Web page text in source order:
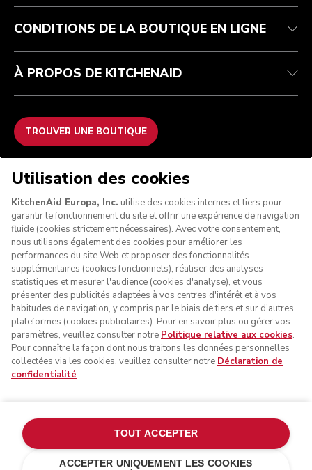
Recupel
ODR
CONDITIONS DE LA BOUTIQUE EN LIGNE
À PROPOS DE KITCHENAID
TROUVER UNE BOUTIQUE
NOUS ACCEPTONS
SUIVEZ-NOUS
forme du robot pâtissier multifonction sont des marques
commerciales aux États-Unis et ailleurs.
Gérer mes cookies Politique de confidentialité
Utilisation des cookies
KitchenAid Europa, Inc. utilise des cookies internes et tiers pour
garantir le fonctionnement du site et offrir une expérience de navigation
fluide (cookies strictement nécessaires). Avec votre consentement,
nous utilisons également des cookies pour améliorer les
performances du site Web et proposer des fonctionnalités
supplémentaires (cookies fonctionnels), réaliser des analyses
statistiques et mesurer l'audience (cookies d'analyse), et vous
présenter des publicités adaptées à vos centres d'intérêt et à vos
habitudes de navigation, y compris par le biais de tiers et sur d'autres
plateformes (cookies publicitaires). Pour en savoir plus ou gérer vos
paramètres, veuillez consulter notre Politique relative aux cookies.
Pour connaître la façon dont nous traitons les données personnelles
collectées via les cookies, veuillez consulter notre Déclaration de
confidentialité.
ACCEPTER UNIQUEMENT LES COOKIES
TOUT ACCEPTER